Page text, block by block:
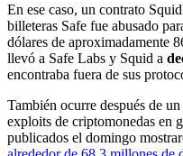
En ese caso, un contrato
billeteras Safe fue abusado
dólares de aproximadamente
llevó a Safe Labs y Squid a
encontraba fuera de sus
También ocurre después de
exploits de criptomonedas en
publicados el domingo